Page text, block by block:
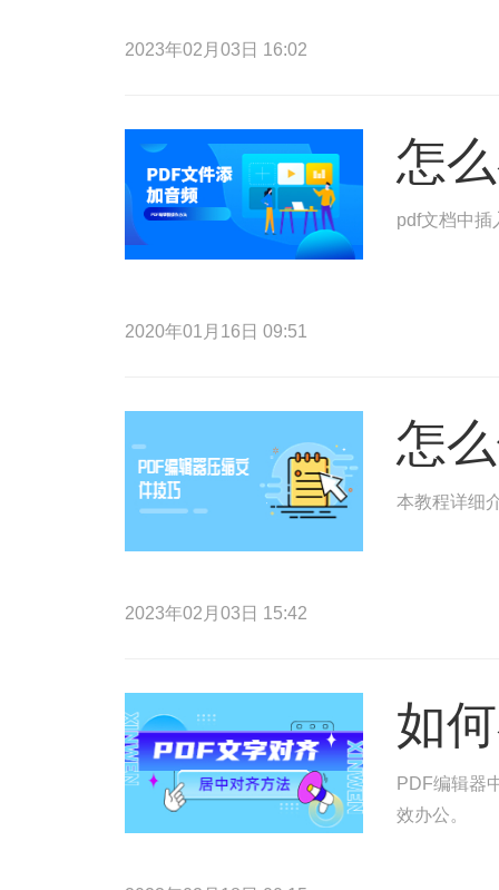
2023年02月03日 16:02
怎
pdf文档中插
2020年01月16日 09:51
怎
本教程详细
2023年02月03日 15:42
如
PDF编辑器
效办公。